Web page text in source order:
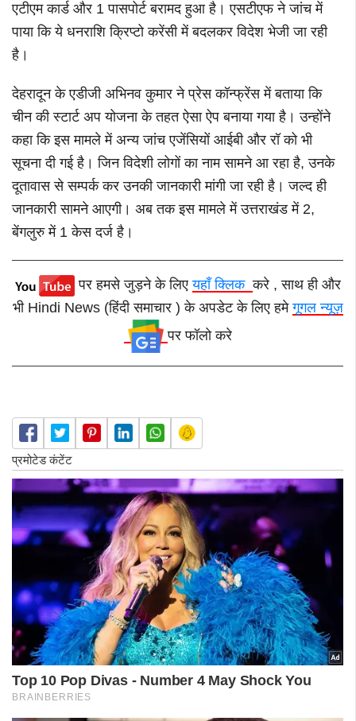
एटीएम कार्ड और 1 पासपोर्ट बरामद हुआ है। एसटीएफ ने जांच में
पाया कि ये धनराशि क्रिप्टो करेंसी में बदलकर विदेश भेजी जा रही
है।
देहरादून के एडीजी अभिनव कुमार ने प्रेस कॉन्फ्रेंस में बताया कि
चीन की स्टार्ट अप योजना के तहत ऐसा ऐप बनाया गया है। उन्होंने
कहा कि इस मामले में अन्य जांच एजेंसियों आईबी और रॉ को भी
सूचना दी गई है। जिन विदेशी लोगों का नाम सामने आ रहा है,उनके
दूतावास से सम्पर्क कर उनकी जानकारी मांगी जा रही है। जल्द ही
जानकारी सामने आएगी। अब तक इस मामले में उत्तराखंड में 2,
बेंगलुरु में 1 केस दर्ज है।
पर हमसे जुड़ने के लिएयहाँ क्लिककरे , साथ ही और
भी Hindi News (हिंदी समाचार ) के अपडेट के लिए हमेगूगल न्यूज़
पर फॉलो करे